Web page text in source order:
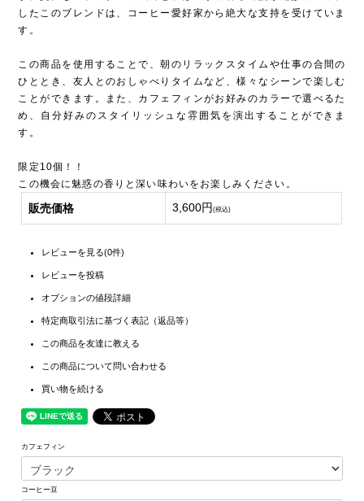
したこのブレンドは、コーヒー愛好家から絶大な支持を受けていま
す。
この商品を使用することで、朝のリラックスタイムや仕事の合間の
ひととき、友人とのおしゃべりタイムなど、様々なシーンで楽しむ
ことができます。また、カフェフィンがお好みのカラーで選べるた
め、自分好みのスタイリッシュな雰囲気を演出することができま
す。
限定10個！！
この機会に魅惑の香りと深い味わいをお楽しみください。
販売価格 3,600円(税込)
レビューを見る(0件)
レビューを投稿
オプションの値段詳細
特定商取引法に基づく表記（返品等）
この商品を友達に教える
この商品について問い合わせる
買い物を続ける
カフェフィン
コーヒー豆